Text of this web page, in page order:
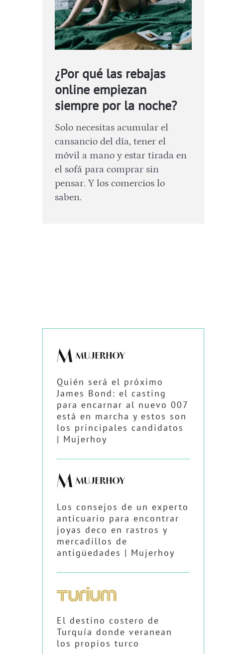
¿Por qué las rebajas
online empiezan
siempre por la noche?
Solo necesitas acumular el
cansancio del día, tener el
móvil a mano y estar tirada en
el sofá para comprar sin
pensar. Y los comercios lo
saben.
Quién será el próximo
James Bond: el casting
para encarnar al nuevo 007
está en marcha y estos son
los principales candidatos
| Mujerhoy
Los consejos de un experto
anticuario para encontrar
joyas deco en rastros y
mercadillos de
antigüedades | Mujerhoy
El destino costero de
Turquía donde veranean
los propios turco